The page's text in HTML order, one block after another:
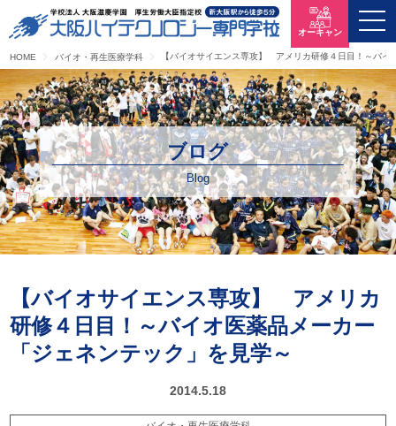
HOME バイオ・再生医療学科 【バイオサイエンス専攻】 アメリカ研修４日目！～バイ
オーキャン
ブログ
Blog
【バイオサイエンス専攻】 アメリカ
研修４日目！～バイオ医薬品メーカー
「ジェネンテック」を見学～
2014.5.18